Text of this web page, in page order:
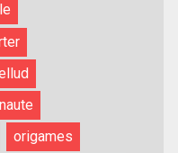
origames